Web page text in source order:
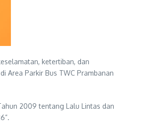
ketertiban, dan
Area Parkir Bus TWC Prambanan
2009 tentang Lalu Lintas dan